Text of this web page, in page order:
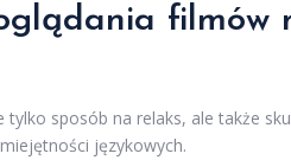
filmów
sposób na relaks, ale także
językowych.